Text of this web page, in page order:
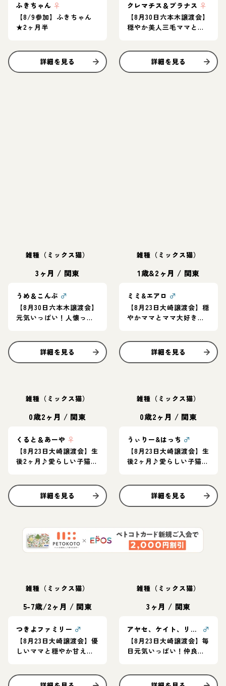
ふきちゃん ♀
【8/9参加】ふきちゃん
★2ヶ月半
詳細を見る
クレマチス＆プラナス ♀
【8月30日六本木譲渡会】
穏やか美人三毛ママと甘
詳細を見る
雑種（ミックス猫）
3ヶ月 / 関東
うめ＆こんぶ ♂
【8月30日六本木譲渡会】
元気いっぱい！人懐っこ
詳細を見る
雑種（ミックス猫）
1歳&2ヶ月 / 関東
ミミ&エアロ ♂
【8月23日大崎譲渡会】穏
やかママとママ大好きな
詳細を見る
雑種（ミックス猫）
0歳2ヶ月 / 関東
くると＆あーや ♀
【8月23日大崎譲渡会】生
後2ヶ月♪愛らしい子猫ペ
詳細を見る
雑種（ミックス猫）
0歳2ヶ月 / 関東
うぃりー&はっち ♂
【8月23日大崎譲渡会】生
後2ヶ月♪愛らしい子猫ペ
詳細を見る
雑種（ミックス猫）
5-7歳/2ヶ月 / 関東
つきよファミリー ♂
【8月23日大崎譲渡会】優
しいママと穏やか甘えん
雑種（ミックス猫）
3ヶ月 / 関東
アヤセ、ケイト、リツ、アオ
♂
【8月23日大崎譲渡会】毎
日元気いっぱい！仲良し